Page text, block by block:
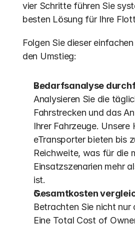
vier Schritte führen Sie
besten Lösung für Ihre
Folgen Sie dieser
den Umstieg:
Bedarfsanalyse
Analysieren Sie die
Fahrstrecken und das
Ihrer Fahrzeuge. Unsere
eTransporter bieten bis
Reichweite, was für die
Einsatzszenarien mehr
ist.
Gesamtkosten
Betrachten Sie nicht nur
Eine Total Cost of